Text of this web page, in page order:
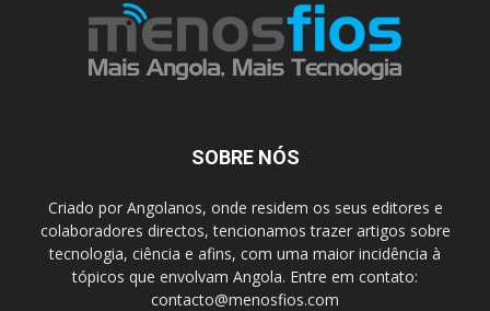
SOBRE NÓS
Criado por Angolanos, onde residem os seus editores e
colaboradores directos, tencionamos trazer artigos sobre
tecnologia, ciência e afins, com uma maior incidência à
tópicos que envolvam Angola. Entre em contato:
contacto@menosfios.com